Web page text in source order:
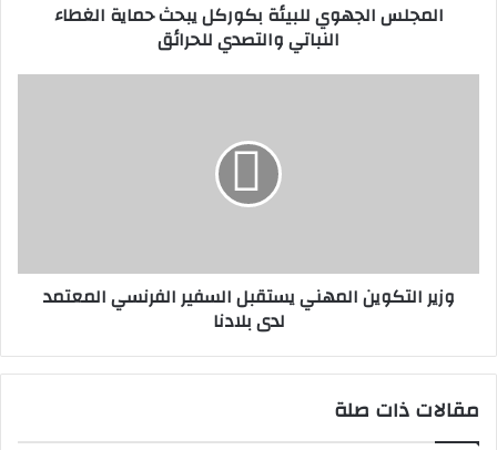
المجلس الجهوي للبيئة بكوركل يبحث حماية الغطاء
النباتي والتصدي للحرائق
وزير التكوين المهني يستقبل السفير الفرنسي المعتمد
لدى بلادنا
مقالات ذات صلة